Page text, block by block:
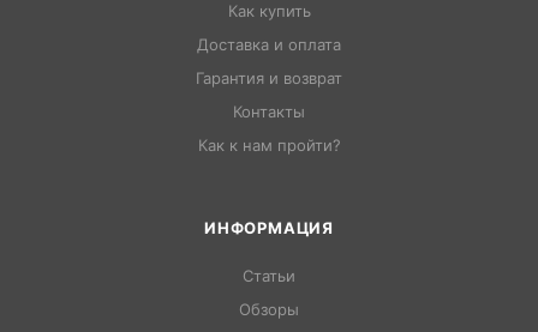
Как купить
Доставка и оплата
Гарантия и возврат
Контакты
Как к нам пройти?
ИНФОРМАЦИЯ
Статьи
Обзоры